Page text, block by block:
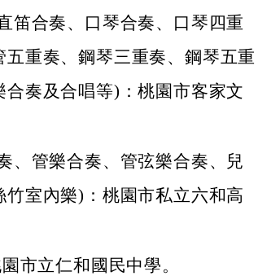
笛合奏、口琴合奏、口琴四重
重奏、鋼琴三重奏、鋼琴五重
奏及合唱等)：桃園市客家文
、管樂合奏、管弦樂合奏、兒
室內樂)：桃園市私立六和高
市立仁和國民中學。